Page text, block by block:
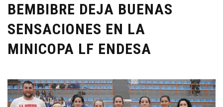
BEMBIBRE DEJA BUENAS
SENSACIONES EN LA
MINICOPA LF ENDESA